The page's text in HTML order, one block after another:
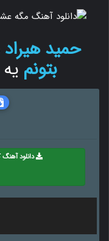
حمید هیراد
بتونم
دانلود آهنگ